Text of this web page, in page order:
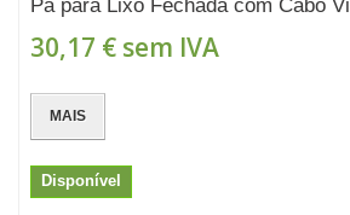
Pá para Lixo Fechada com Cabo
30,17 € sem IVA
MAIS
Disponível